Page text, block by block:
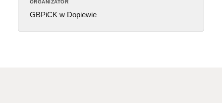
ORGANIZATOR
GBPiCK w Dopiewie